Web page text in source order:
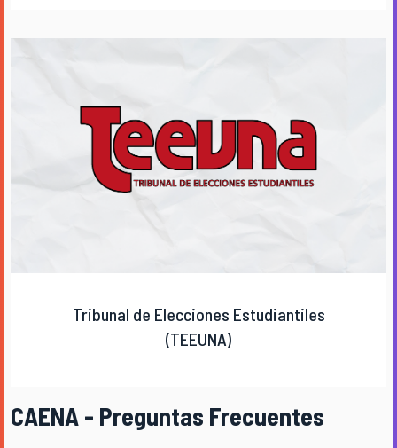
Tribunal de Elecciones Estudiantiles
(TEEUNA)
CAENA - Preguntas Frecuentes